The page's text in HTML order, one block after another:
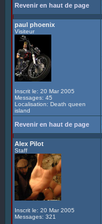
Revenir en haut de page
paul phoenix
Visiteur
Inscrit le: 20 Mar 2005
Messages: 45
Localisation: Death queen
island
Revenir en haut de page
Alex Pilot
Staff
Inscrit le: 20 Mar 2005
Messages: 321